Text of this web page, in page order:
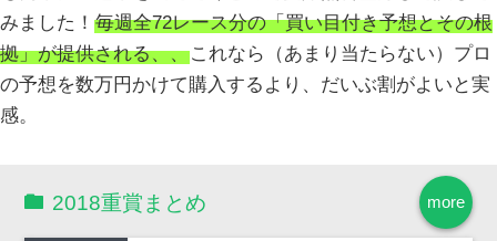
みました！ 毎週全72レース分の「買い目付き予想とその根
拠」が提供される、、これなら（あまり当たらない）プロ
の予想を数万円かけて購入するより、だいぶ割がよいと実
感。
more
2018重賞まとめ